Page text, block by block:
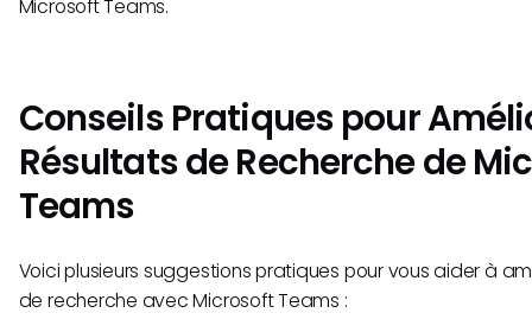
Microsoft Teams.
Conseils Pratiques pour
Résultats de Recherche de
Teams
Voici plusieurs suggestions pratiques pour vous aider à
de recherche avec Microsoft Teams :